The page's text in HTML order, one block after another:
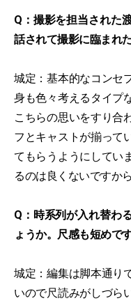
Q：撮影を担当された
話されて撮影に臨まれ
城定：基本的なコンセ
身も色々考えるタイプ
こちらの思いをすり合
フとキャストが揃って
てもらうようにしてい
るのは良くないですから
Q：時系列が入れ替わ
ょうか。尺感も短めです
城定：編集は脚本通り
いので尺読みがしづら